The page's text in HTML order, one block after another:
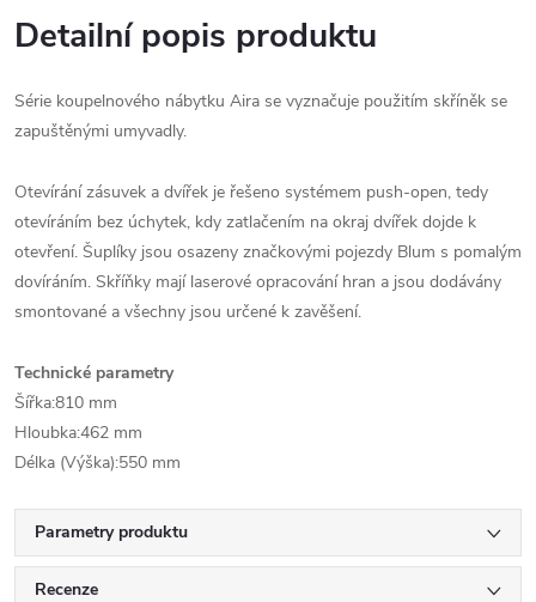
Detailní popis produktu
Série koupelnového nábytku Aira se vyznačuje použitím skříněk se
zapuštěnými umyvadly.
Otevírání zásuvek a dvířek je řešeno systémem push-open, tedy
otevíráním bez úchytek, kdy zatlačením na okraj dvířek dojde k
otevření. Šuplíky jsou osazeny značkovými pojezdy Blum s pomalým
dovíráním. Skříňky mají laserové opracování hran a jsou dodávány
smontované a všechny jsou určené k zavěšení.
Technické parametry
Šířka:810 mm
Hloubka:462 mm
Délka (Výška):550 mm
Parametry produktu
Recenze